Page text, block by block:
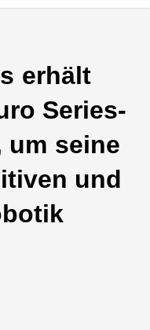
erhält
Series-
um seine
und